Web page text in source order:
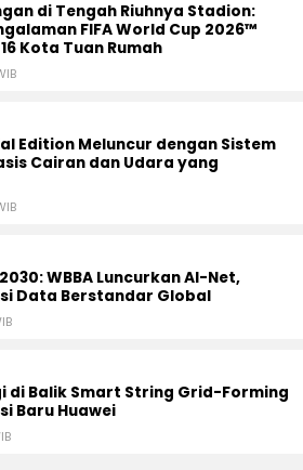
di Tengah Riuhnya Stadion:
FIFA World Cup 2026™
Kota Tuan Rumah
Edition Meluncur dengan Sistem
Cairan dan Udara yang
WBBA Luncurkan AI-Net,
Data Berstandar Global
di Balik Smart String Grid-Forming
Baru Huawei